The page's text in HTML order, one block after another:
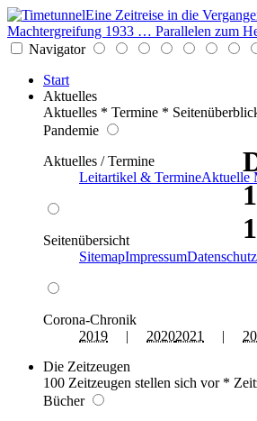
Eine Zeitreise in die
Machtergreifung 1933 … Parallelen zum
Navigator
Start
Aktuelles
Aktuelles * Termine *
Pandemie
Aktuelles / Termine
Leitartikel & TermineAktuelle
Seitenübersicht
SitemapImpressumDatenschutz
Corona-Chronik
2019 | 20202021 |
Die Zeitzeugen
100 Zeitzeugen stellen sich vor *
Bücher